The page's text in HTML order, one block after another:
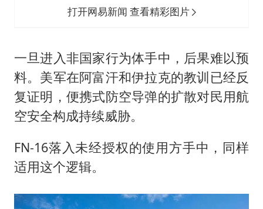
打开网易新闻 查看精彩图片
一旦进入非国家行为体手中，后果难以预
料。美军在阿富汗和伊拉克的教训已经反
复证明，便携式防空导弹的扩散对民用航
空安全构成持续威胁。
FN-16落入未经授权的使用方手中，同样
适用这个逻辑。